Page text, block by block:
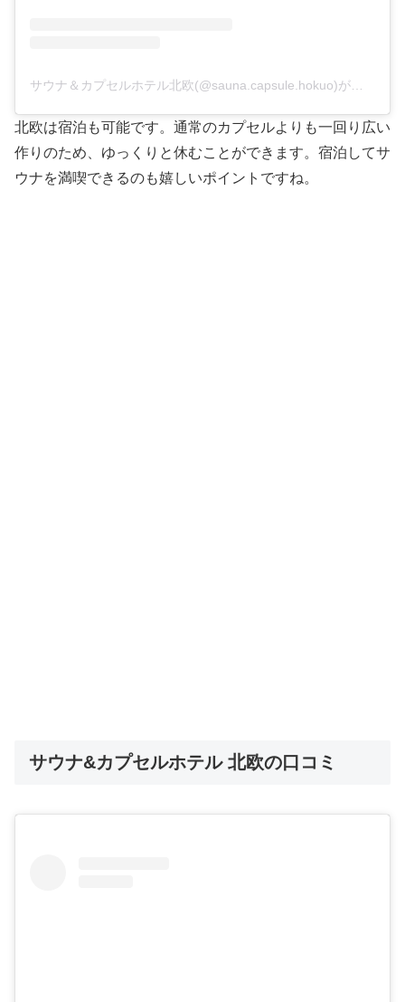
サウナ＆カプセルホテル北欧(@sauna.capsule.hokuo)がシェアした投稿
北欧は宿泊も可能です。通常のカプセルよりも一回り広い
作りのため、ゆっくりと休むことができます。宿泊してサ
ウナを満喫できるのも嬉しいポイントですね。
サウナ&カプセルホテル 北欧の口コミ